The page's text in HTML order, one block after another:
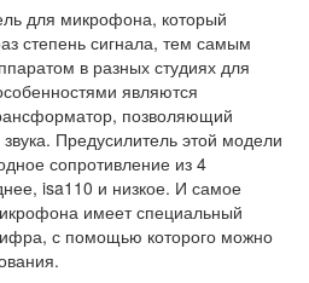
для микрофона, который
степень сигнала, тем самым
в разных студиях для
являются
позволяющий
Предусилитель этой модели
сопротивление из 4
isa110 и низкое. И самое
имеет специальный
с помощью которого можно